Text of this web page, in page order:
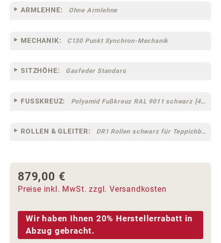
ARMLEHNE: Ohne Armlehne
MECHANIK: C130 Punkt Synchron-Mechanik
SITZHÖHE: Gasfeder Standard
FUSSKREUZ: Polyamid Fußkreuz RAL 9011 schwarz [44]
ROLLEN & GLEITER: DR1 Rollen schwarz für Teppichböden [10]
Regulärer Preis:
879,00 €
Preise inkl. MwSt. zzgl. Versandkosten
Wir haben Ihnen 20% Herstellerrabatt in
Abzug gebracht.